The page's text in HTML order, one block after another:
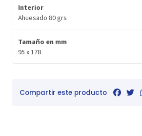
Interior
Ahuesado 80 grs
Tamaño en mm
95 x 178
Compartir este producto